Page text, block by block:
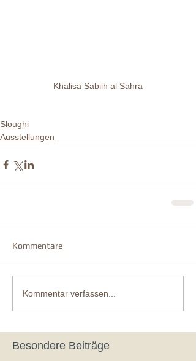
Khalisa Sabiih al Sahra
Sloughi
Ausstellungen
Kommentare
Kommentar verfassen...
Besondere Beiträge